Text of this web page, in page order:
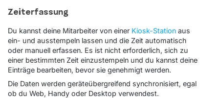
Zeiterfassung
Du kannst deine Mitarbeiter von einer Kiosk-Station aus
ein- und ausstempeln lassen und die Zeit automatisch
oder manuell erfassen. Es ist nicht erforderlich, sich zu
einer bestimmten Zeit einzustempeln und du kannst deine
Einträge bearbeiten, bevor sie genehmigt werden.
Die Daten werden geräteübergreifend synchronisiert, egal
ob du Web, Handy oder Desktop verwendest.